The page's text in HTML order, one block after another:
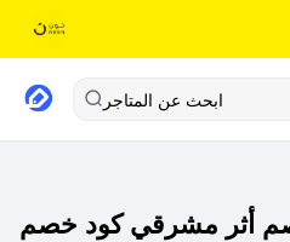
ابحث عن المتاجر
أثر مشرقي كود خصم